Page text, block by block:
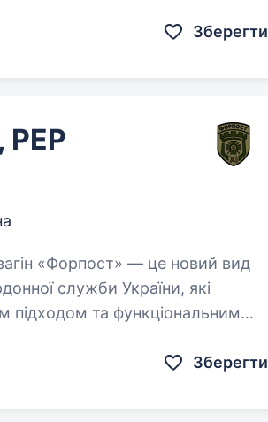
Зберегти
РЕР
служби України, які
підходом та функціональним
Зберегти